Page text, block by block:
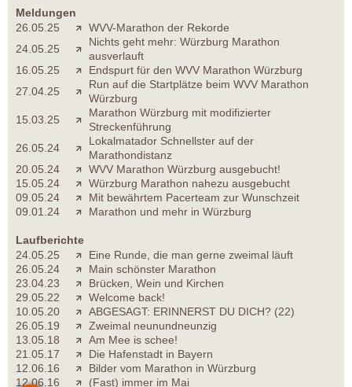
Meldungen
26.05.25
WVV-Marathon der Rekorde
24.05.25
Nichts geht mehr: Würzburg Marathon
ausverlauft
16.05.25
Endspurt für den WVV Marathon Würzburg
27.04.25
Run auf die Startplätze beim WVV Marathon
Würzburg
15.03.25
Marathon Würzburg mit modifizierter
Streckenführung
26.05.24
Lokalmatador Schnellster auf der
Marathondistanz
20.05.24
WVV Marathon Würzburg ausgebucht!
15.05.24
Würzburg Marathon nahezu ausgebucht
09.05.24
Mit bewährtem Pacerteam zur Wunschzeit
09.01.24
Marathon und mehr in Würzburg
Laufberichte
24.05.25
Eine Runde, die man gerne zweimal läuft
26.05.24
Main schönster Marathon
23.04.23
Brücken, Wein und Kirchen
29.05.22
Welcome back!
10.05.20
ABGESAGT: ERINNERST DU DICH? (22)
26.05.19
Zweimal neunundneunzig
13.05.18
Am Mee is schee!
21.05.17
Die Hafenstadt in Bayern
12.06.16
Bilder vom Marathon in Würzburg
12.06.16
(Fast) immer im Mai